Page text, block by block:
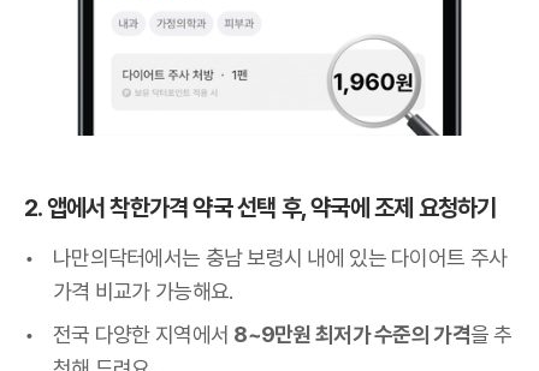
2. 앱에서 착한가격 약국 선택 후, 약국에 조제 요청하기
나만의닥터에서는 충남 보령시 내에 있는 다이어트 주사
가격 비교가 가능해요.
전국 다양한 지역에서 8~9만원 최저가 수준의 가격을 추